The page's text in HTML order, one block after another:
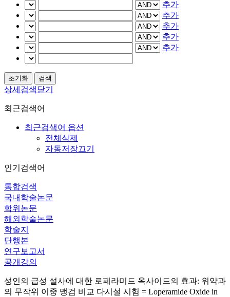
추가
추가
추가
추가
추가
상세검색닫기
최근검색어
최근검색어 옵션
전체삭제
자동저장끄기
인기검색어
통합검색
국내학술논문
학위논문
해외학술논문
학술지
단행본
연구보고서
공개강의
성인의 급성 설사에 대한 로페라미드 옥사이드의 효과: 위약과
의 무작위 이중 맹검 비교 다시설 시험 = Loperamide Oxide in